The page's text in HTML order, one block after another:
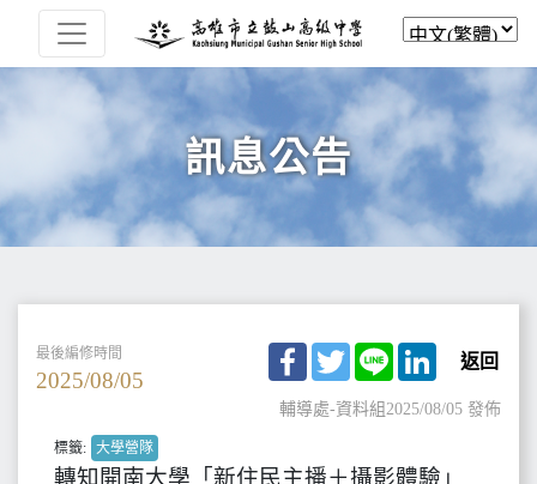
訊息公告
最後編修時間
2025/08/05
Facebook
TwitterLine LinkedIn
返回
輔導處-資料組2025/08/05 發佈
標籤: 大學營隊
轉知開南大學「新住民主播＋攝影體驗」